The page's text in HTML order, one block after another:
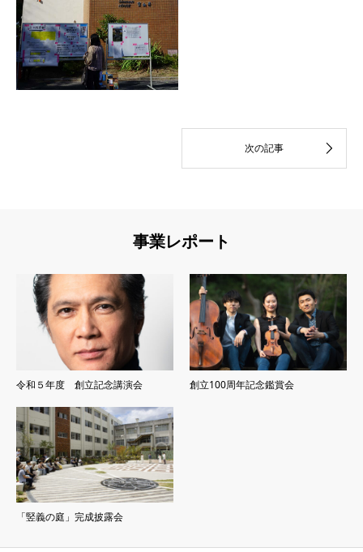
事業レポート
令和５年度 創立記念講演会 創立100周年記念鑑賞会
「竪義の庭」完成披露会